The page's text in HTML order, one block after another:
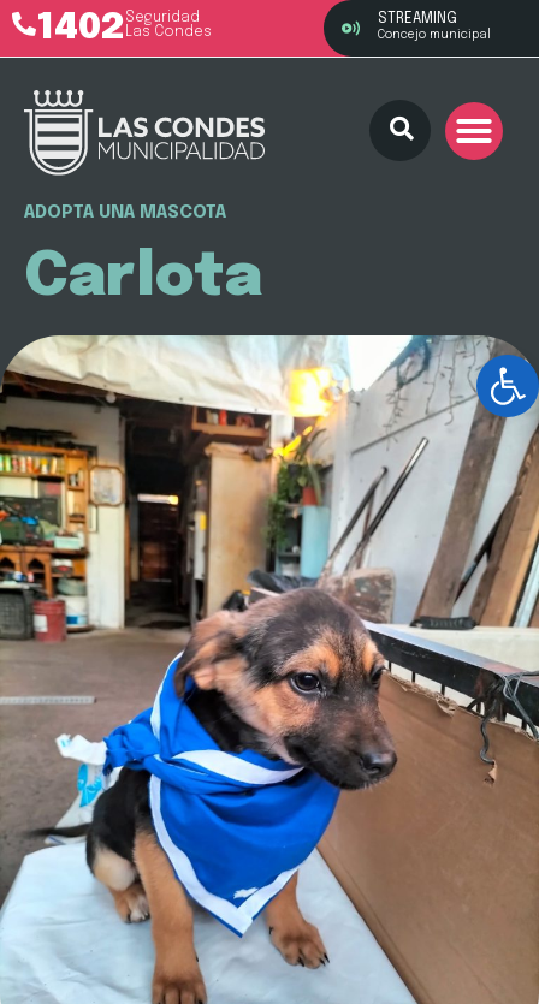
1402 Seguridad
Las Condes
STREAMING
Concejo municipal
ADOPTA UNA MASCOTA
Carlota